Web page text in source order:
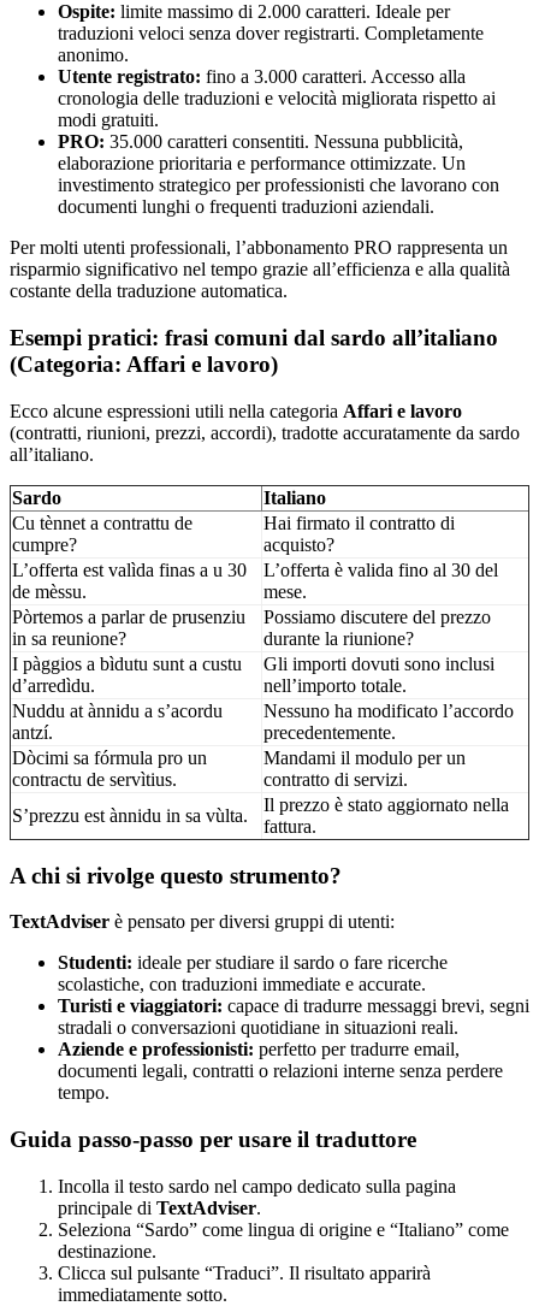
Ospite: limite massimo di 2.000 caratteri. Ideale per
traduzioni veloci senza dover registrarti. Completamente
anonimo.
Utente registrato: fino a 3.000 caratteri. Accesso alla
cronologia delle traduzioni e velocità migliorata rispetto ai
modi gratuiti.
PRO: 35.000 caratteri consentiti. Nessuna pubblicità,
elaborazione prioritaria e performance ottimizzate. Un
investimento strategico per professionisti che lavorano con
documenti lunghi o frequenti traduzioni aziendali.
Per molti utenti professionali, l’abbonamento PRO rappresenta un
risparmio significativo nel tempo grazie all’efficienza e alla qualità
costante della traduzione automatica.
Esempi pratici: frasi comuni dal sardo all’italiano
(Categoria: Affari e lavoro)
Ecco alcune espressioni utili nella categoria Affari e lavoro
(contratti, riunioni, prezzi, accordi), tradotte accuratamente da sardo
all’italiano.
Sardo
Italiano
Cu tènnet a contrattu de
cumpre?
Hai firmato il contratto di
acquisto?
L’offerta est valìda finas a u 30
de mèssu.
L’offerta è valida fino al 30 del
mese.
Pòrtemos a parlar de prusenziu
in sa reunione?
Possiamo discutere del prezzo
durante la riunione?
I pàggios a bìdutu sunt a custu
d’arredìdu.
Gli importi dovuti sono inclusi
nell’importo totale.
Nuddu at ànnidu a s’acordu
antzí.
Nessuno ha modificato l’accordo
precedentemente.
Dòcimi sa fórmula pro un
contractu de servìtius.
Mandami il modulo per un
contratto di servizi.
S’prezzu est ànnidu in sa vùlta.
Il prezzo è stato aggiornato nella
fattura.
A chi si rivolge questo strumento?
TextAdviser è pensato per diversi gruppi di utenti:
Studenti: ideale per studiare il sardo o fare ricerche
scolastiche, con traduzioni immediate e accurate.
Turisti e viaggiatori: capace di tradurre messaggi brevi, segni
stradali o conversazioni quotidiane in situazioni reali.
Aziende e professionisti: perfetto per tradurre email,
documenti legali, contratti o relazioni interne senza perdere
tempo.
Guida passo-passo per usare il traduttore
Incolla il testo sardo nel campo dedicato sulla pagina
principale di TextAdviser.
Seleziona “Sardo” come lingua di origine e “Italiano” come
destinazione.
Clicca sul pulsante “Traduci”. Il risultato apparirà
immediatamente sotto.